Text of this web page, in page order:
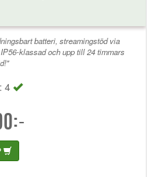
batteri, streamingstöd via
klassad och upp till 24 timmars
4